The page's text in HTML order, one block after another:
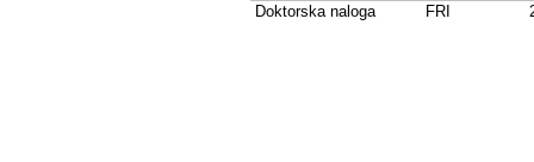
Doktorska naloga
FRI